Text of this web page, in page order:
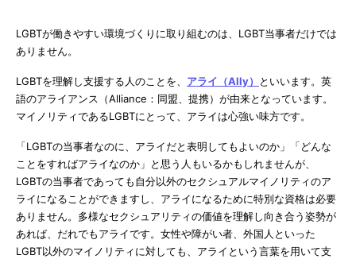
LGBTが働きやすい環境づくりに取り組むのは、LGBT当事者だけでは
ありません。
LGBTを理解し支援する人のことを、 アライ（Ally）
といいます。英
語のアライアンス（Alliance：同盟、提携）が由来となっています。
マイノリティであるLGBTにとって、アライは心強い味方です。
「LGBTの当事者なのに、アライだと表明してもよいのか」「どんな
ことをすればアライなのか」と思う人もいるかもしれませんが、
LGBTの当事者であっても自分以外のセクシュアルマイノリティのア
ライになることができますし、アライになるために特別な資格は必要
ありません。多様なセクシュアリティの価値を理解し向き合う姿勢が
あれば、だれでもアライです。女性や障がい者、外国人といった
LGBT以外のマイノリティに対しても、アライという言葉を用いて支